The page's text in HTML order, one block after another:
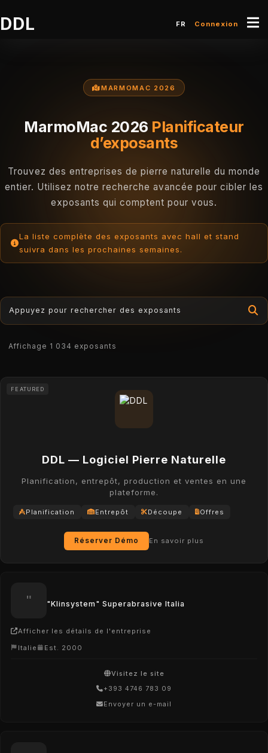
DDL FR Connexion
MARMOMAC 2026
MarmoMac 2026 Planificateur
d’exposants
Trouvez des entreprises de pierre naturelle du monde
entier. Utilisez notre recherche avancée pour cibler les
exposants qui comptent pour vous.
La liste complète des exposants avec hall et stand
suivra dans les prochaines semaines.
Appuyez pour rechercher des exposants
Affichage 1 034 exposants
FEATURED
DDL — Logiciel Pierre Naturelle
Planification, entrepôt, production et ventes en une
plateforme.
Planification Entrepôt Découpe Offres
Réserver Démo En savoir plus
"Klinsystem" Superabrasive Italia
Afficher les détails de l'entreprise
Italie
Est. 2000
Visitez le site
+393 4746 783 09
Envoyer un e-mail